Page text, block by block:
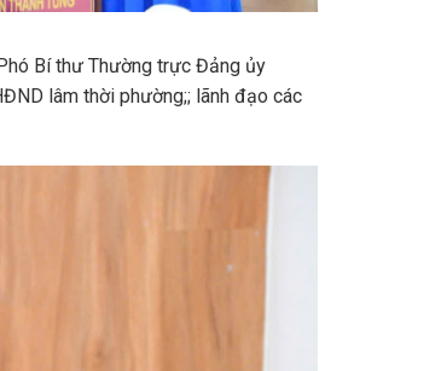
Bí thư Thường trực Đảng ủy
lâm thời phường;; lãnh đạo các